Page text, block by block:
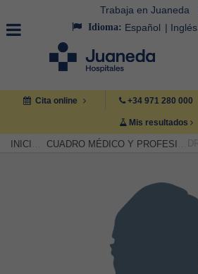
Trabaja en Juaneda
Idioma: Español Inglés
Cita online +34 971 280 000
Mis resultados
INICIO CUADRO MÉDICO Y PROFESIONAL